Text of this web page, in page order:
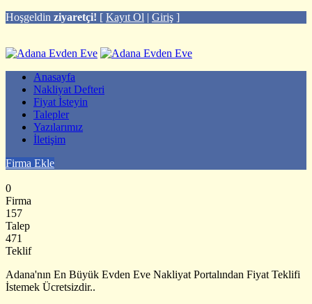
Hoşgeldin ziyaretçi! [ Kayıt Ol | Giriş ]
Anasayfa
Nakliyat Defteri
Fiyat İsteyin
Talepler
Yazılarımız
İletişim
Firma Ekle
0
Firma
157
Talep
471
Teklif
Adana'nın En Büyük Evden Eve Nakliyat Portalından Fiyat Teklifi
İstemek Ücretsizdir..